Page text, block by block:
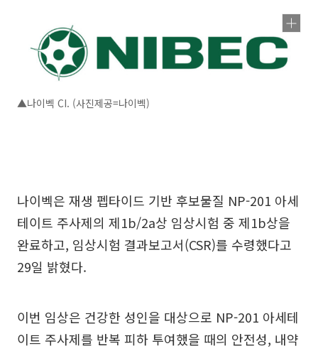
▲나이벡 CI. (사진제공=나이벡)
나이벡은 재생 펩타이드 기반 후보물질 NP-201 아세
테이트 주사제의 제1b/2a상 임상시험 중 제1b상을
완료하고, 임상시험 결과보고서(CSR)를 수령했다고
29일 밝혔다.
이번 임상은 건강한 성인을 대상으로 NP-201 아세테
이트 주사제를 반복 피하 투여했을 때의 안전성, 내약